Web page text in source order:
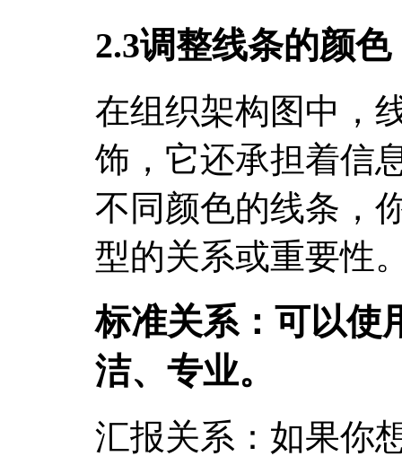
2.3调整线条的颜色
在组织架构图中，
饰，它还承担着信
不同颜色的线条，
型的关系或重要性
标准关系：可以使
洁、专业。
汇报关系：如果你